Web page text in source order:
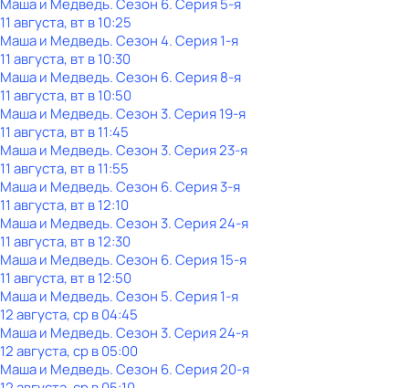
Маша и Медведь. Сезон 6. Серия 5-я
11 августа, вт в 10:25
Маша и Медведь. Сезон 4. Серия 1-я
11 августа, вт в 10:30
Маша и Медведь. Сезон 6. Серия 8-я
11 августа, вт в 10:50
Маша и Медведь. Сезон 3. Серия 19-я
11 августа, вт в 11:45
Маша и Медведь. Сезон 3. Серия 23-я
11 августа, вт в 11:55
Маша и Медведь. Сезон 6. Серия 3-я
11 августа, вт в 12:10
Маша и Медведь. Сезон 3. Серия 24-я
11 августа, вт в 12:30
Маша и Медведь. Сезон 6. Серия 15-я
11 августа, вт в 12:50
Маша и Медведь. Сезон 5. Серия 1-я
12 августа, ср в 04:45
Маша и Медведь. Сезон 3. Серия 24-я
12 августа, ср в 05:00
Маша и Медведь. Сезон 6. Серия 20-я